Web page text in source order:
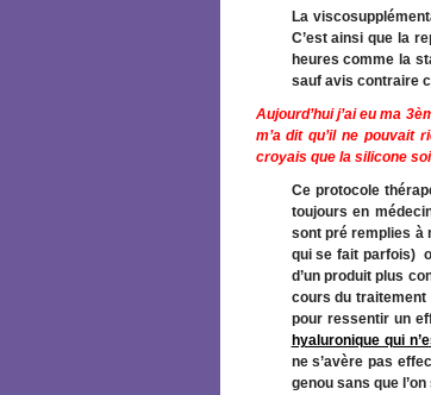
La
C’est ainsi que la
heures comme la
sauf avis contraire
Aujourd’hui j’ai eu ma
m’a dit qu’il ne pouvait
croyais que la silicone
Ce protocole
toujours en
sont pré remplies à
qui se fait parfois)
d’un produit plus
cours du traitement
pour ressentir un
hyaluronique qui
ne s’avère pas
genou sans que